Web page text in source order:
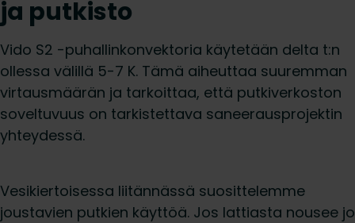
ja putkisto
Vido S2 -puhallinkonvektoria käytetään delta t:n
ollessa välillä 5-7 K. Tämä aiheuttaa suuremman
virtausmäärän ja tarkoittaa, että putkiverkoston
soveltuvuus on tarkistettava saneerausprojektin
yhteydessä.
Vesikiertoisessa liitännässä suosittelemme
joustavien putkien käyttöä. Jos lattiasta nousee jo